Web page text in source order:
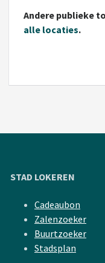
Andere publieke
alle locaties.
STAD LOKEREN
Cadeaubon
Zalenzoeker
Buurtzoeker
Stadsplan